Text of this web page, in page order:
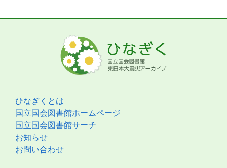
ひなぎくとは
国立国会図書館ホームページ
国立国会図書館サーチ
お知らせ
お問い合わせ